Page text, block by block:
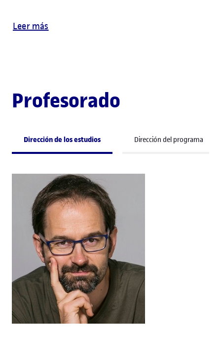
Leer más
Profesorado
Dirección de los estudios Dirección del programa